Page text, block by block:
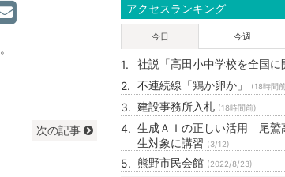
次の記事
アクセスランキング
今日 今週
社説「高田小中学校を全国に
不連続線「鶏か卵か」 (18時間
建設事務所入札 (18時間前)
生成ＡＩの正しい活用 尾
生対象に講習 (3/12)
熊野市民会館 (2022/8/23)